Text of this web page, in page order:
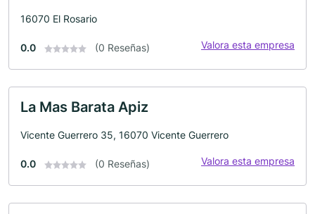
16070 El Rosario
0.0 (0 Reseñas) Valora esta empresa
La Mas Barata Apiz
Vicente Guerrero 35, 16070 Vicente Guerrero
0.0 (0 Reseñas) Valora esta empresa